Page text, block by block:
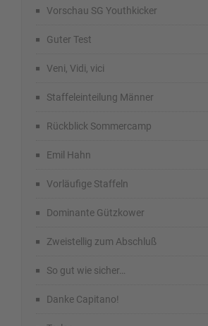
Vorschau SG Youthkicker
Guter Test
Veni, Vidi, vici
Staffeleinteilung Männer
Rückblick Sommercamp
Emil Hahn
Vorläufige Staffeln
Dominante Gützkower
Zweistellig zum Abschluß
So gut wie sicher…
Danke Capitano!